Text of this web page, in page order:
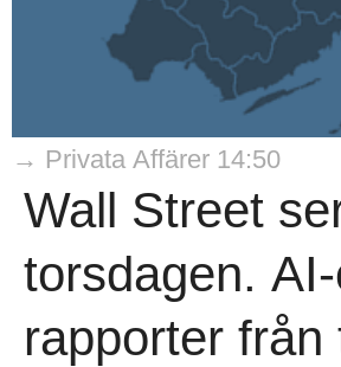
→ Privata Affärer 14:50
Wall Street
torsdagen.
rapporter